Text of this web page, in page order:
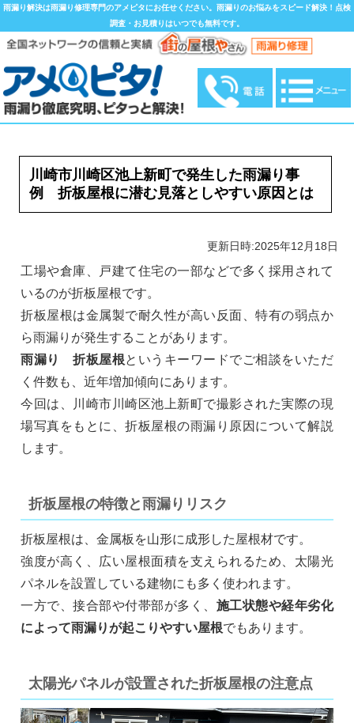
雨漏り解決は雨漏り修理専門のアメピタにお任せください。雨漏りのお悩みをスピード解決！点検
調査・お見積りはいつでも無料です。
川崎市川崎区池上新町で発生した雨漏り事
例 折板屋根に潜む見落としやすい原因とは
更新日時:2025年12月18日
工場や倉庫、戸建て住宅の一部などで多く採用されて
いるのが折板屋根です。
折板屋根は金属製で耐久性が高い反面、特有の弱点か
ら雨漏りが発生することがあります。
雨漏り 折板屋根というキーワードでご相談をいただ
く件数も、近年増加傾向にあります。
今回は、川崎市川崎区池上新町で撮影された実際の現
場写真をもとに、折板屋根の雨漏り原因について解説
します。
折板屋根の特徴と雨漏りリスク
折板屋根は、金属板を山形に成形した屋根材です。
強度が高く、広い屋根面積を支えられるため、太陽光
パネルを設置している建物にも多く使われます。
一方で、接合部や付帯部が多く、 施工状態や経年劣化
によって雨漏りが起こりやすい屋根でもあります。
太陽光パネルが設置された折板屋根の注意点